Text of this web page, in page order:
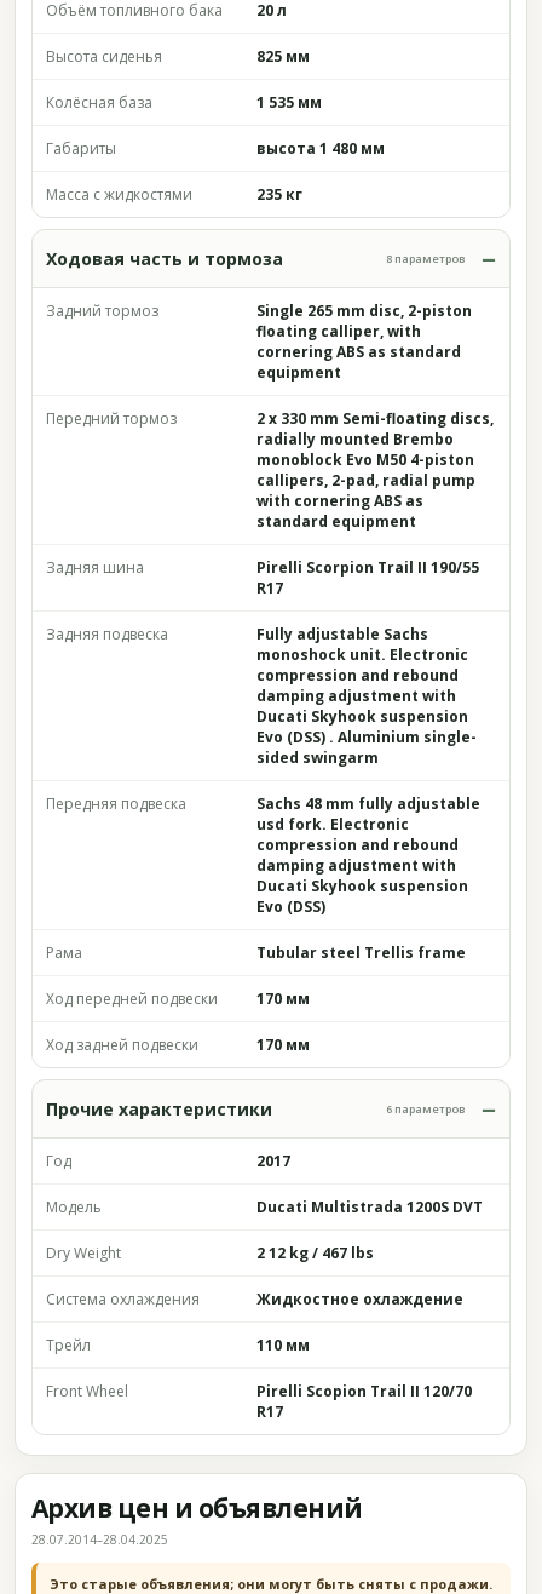
Объём топливного бака 20 л
Высота сиденья 825 мм
Колёсная база 1 535 мм
Габариты высота 1 480 мм
Масса с жидкостями 235 кг
Ходовая часть и тормоза 8 параметров
Задний тормоз
Single 265 mm disc, 2-piston
floating calliper, with
cornering ABS as standard
equipment
Передний тормоз
2 x 330 mm Semi-floating discs,
radially mounted Brembo
monoblock Evo M50 4-piston
callipers, 2-pad, radial pump
with cornering ABS as
standard equipment
Задняя шина
Pirelli Scorpion Trail II 190/55
R17
Задняя подвеска
Fully adjustable Sachs
monoshock unit. Electronic
compression and rebound
damping adjustment with
Ducati Skyhook suspension
Evo (DSS) . Aluminium single-
sided swingarm
Передняя подвеска
Sachs 48 mm fully adjustable
usd fork. Electronic
compression and rebound
damping adjustment with
Ducati Skyhook suspension
Evo (DSS)
Рама Tubular steel Trellis frame
Ход передней подвески 170 мм
Ход задней подвески 170 мм
Прочие характеристики 6 параметров
Год 2017
Модель Ducati Multistrada 1200S DVT
Dry Weight 2 12 kg / 467 lbs
Система охлаждения Жидкостное охлаждение
Трейл 110 мм
Front Wheel
Pirelli Scopion Trail II 120/70
R17
Архив цен и объявлений
28.07.2014–28.04.2025
Это старые объявления; они могут быть сняты с продажи.